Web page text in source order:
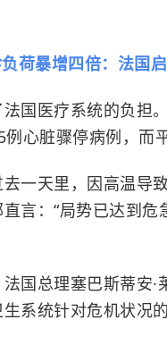
荷暴增四倍：法国
国医疗系统的负担
例心脏骤停病例，而
一天里，因高温导
言：“局势已达到
国总理塞巴斯蒂安·
系统针对危机状况